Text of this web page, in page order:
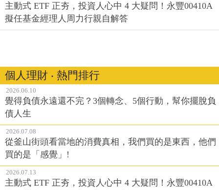
主動式 ETF 正夯，投資人心中 4 大疑問！永豐00410A
擬任基金經理人周力行親自解答
個人理財 ‧ 熱門排行
2026.06.10
覺得負債永遠還不完？3個轉念、5個行動，幫你擺脫負
債人生
2026.07.08
從釜山街頭看當地的消費真相，我們買的是東西，他們
買的是「感覺」!
2026.07.13
主動式 ETF 正夯，投資人心中 4 大疑問！永豐00410A